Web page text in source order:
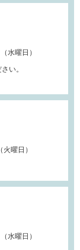
水曜日）
い。
曜日）
水曜日）